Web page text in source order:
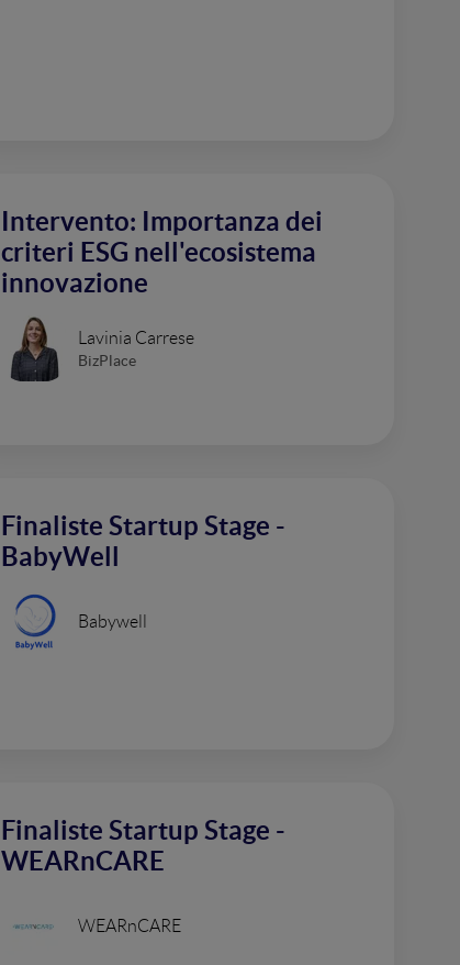
Intervento: Importanza dei
criteri ESG nell'ecosistema
innovazione
Lavinia Carrese
BizPlace
Finaliste Startup Stage -
BabyWell
Babywell
Finaliste Startup Stage -
WEARnCARE
WEARnCARE